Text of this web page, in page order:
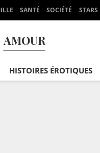
SANTÉ SOCIÉTÉ STARS
AMOUR
HISTOIRES ÉROTIQUES